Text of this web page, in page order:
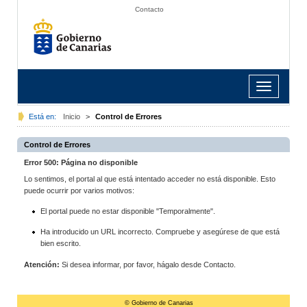
Contacto
Toggle
navigation
Está en: Inicio > Control de Errores
Control de Errores
Error 500: Página no disponible
Lo sentimos, el portal al que está intentado acceder no está disponible. Esto
puede ocurrir por varios motivos:
El portal puede no estar disponible "Temporalmente".
Ha introducido un URL incorrecto. Compruebe y asegúrese de que está
bien escrito.
Atención: Si desea informar, por favor, hágalo desde Contacto.
© Gobierno de Canarias